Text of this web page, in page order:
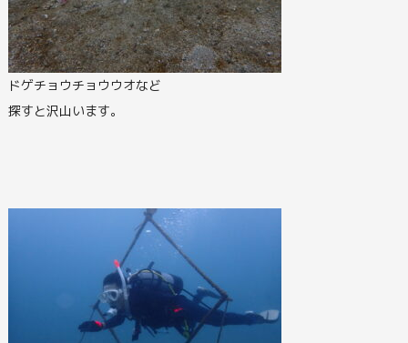
ドゲチョウチョウウオなど
探すと沢山います。